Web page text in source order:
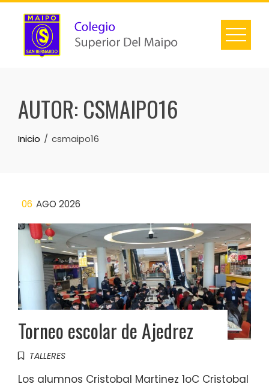
AUTOR: CSMAIPO16
Inicio csmaipo16
06 AGO 2026
Torneo escolar de Ajedrez
TALLERES
Los alumnos Cristobal Martinez 1oC Cristobal